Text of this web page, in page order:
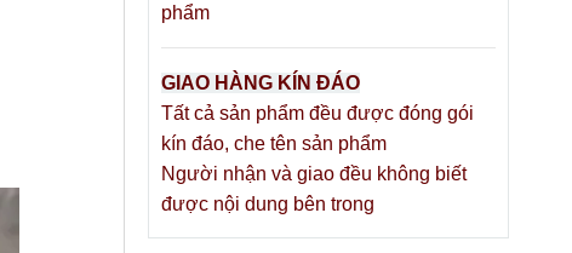
phẩm
GIAO HÀNG KÍN ĐÁO
Tất cả sản phẩm đều được đóng gói
kín đáo, che tên sản phẩm
Người nhận và giao đều không biết
được nội dung bên trong